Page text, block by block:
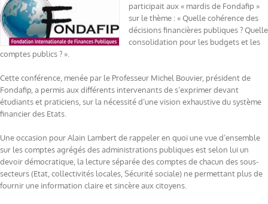
participait aux « mardis de Fondafip »
sur le thème : « Quelle cohérence des
décisions financières publiques ? Quelle
consolidation pour les budgets et les
comptes publics ? ».
Cette conférence, menée par le Professeur Michel Bouvier, président de
Fondafip, a permis aux différents intervenants de s’exprimer devant
étudiants et praticiens, sur la nécessité d’une vision exhaustive du système
financier des Etats.
Une occasion pour Alain Lambert de rappeler en quoi une vue d’ensemble
sur les comptes agrégés des administrations publiques est selon lui un
devoir démocratique, la lecture séparée des comptes de chacun des sous-
secteurs (Etat, collectivités locales, Sécurité sociale) ne permettant plus de
fournir une information claire et sincère aux citoyens.